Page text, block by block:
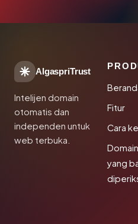
AlgaspriTrust
Intelijen domain
otomatis dan
independen untuk
web terbuka.
Fitur
Cara
Domain
yang